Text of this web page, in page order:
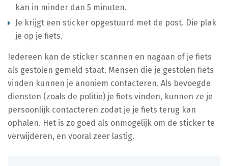
kan in minder dan 5 minuten.
Je krijgt een sticker opgestuurd met de post. Die plak
je op je fiets.
Iedereen kan de sticker scannen en nagaan of je fiets
als gestolen gemeld staat. Mensen die je gestolen fiets
vinden kunnen je anoniem contacteren. Als bevoegde
diensten (zoals de politie) je fiets vinden, kunnen ze je
persoonlijk contacteren zodat je je fiets terug kan
ophalen. Het is zo goed als onmogelijk om de sticker te
verwijderen, en vooral zeer lastig.